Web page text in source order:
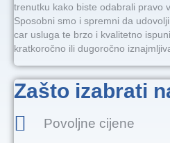
trenutku kako biste odabrali pravo
Sposobni smo i spremni da
car usluga te brzo i kvalitetno
kratkoročno ili dugoročno
Zašto izabrati
Povoljne cijene